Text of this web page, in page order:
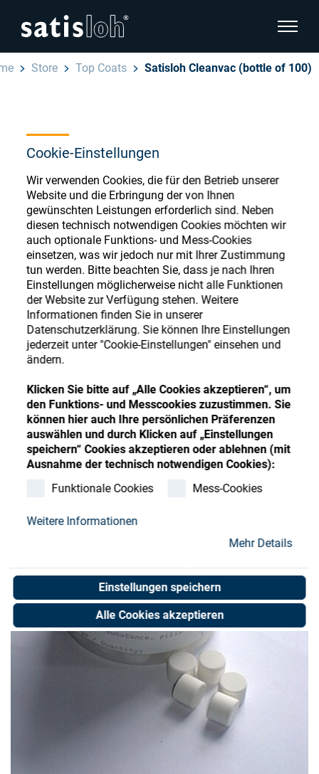
Cookie-Einstellungen
Wir verwenden Cookies, die für den Betrieb unserer
Website und die Erbringung der von Ihnen
gewünschten Leistungen erforderlich sind. Neben
diesen technisch notwendigen Cookies möchten wir
auch optionale Funktions- und Mess-Cookies
einsetzen, was wir jedoch nur mit Ihrer Zustimmung
tun werden. Bitte beachten Sie, dass je nach Ihren
Einstellungen möglicherweise nicht alle Funktionen
der Website zur Verfügung stehen. Weitere
Informationen finden Sie in unserer
Datenschutzerklärung. Sie können Ihre Einstellungen
jederzeit unter "Cookie-Einstellungen" einsehen und
ändern.
Klicken Sie bitte auf „Alle Cookies akzeptieren“, um
den Funktions- und Messcookies zuzustimmen. Sie
können hier auch Ihre persönlichen Präferenzen
auswählen und durch Klicken auf „Einstellungen
speichern“ Cookies akzeptieren oder ablehnen (mit
Ausnahme der technisch notwendigen Cookies):
Funktionale Cookies
Mess-Cookies
Weitere Informationen
Mehr Details
Einstellungen speichern
Alle Cookies akzeptieren
Feinoptik
Über uns
Karriere
Ressourcen
Kontakt
Store
Seitennavigation verbergen
Español
汉语
Français
Store Top Coats Satisloh Cleanvac (bottle of 100)
Ophthalmic Consumables
Store
Register or Sign-in to access your accounts
and explore our wide range of ophthalmic
consumables
Register Sign-In